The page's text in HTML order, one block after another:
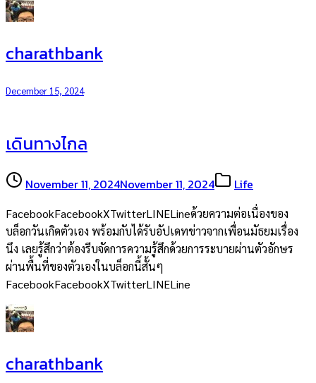
charathbank
December 15, 2024
เดินทางไกล
November 11, 2024November 11, 2024 Life
FacebookFacebookXTwitterLINELineด้วยความต่อเนื่องของ
บล็อกวันเกิดตัวเอง พร้อมกับได้รับอัปเดทข่าวจากเพื่อนมัธยมเรื่อง
นึง เลยรู้สึกว่าต้องรีบจัดการความรู้สึกด้วยการระบายผ่านตัวอักษร
ผ่านพื้นที่ของตัวเองในบล็อกนี้สั้นๆ
FacebookFacebookXTwitterLINELine
charathbank